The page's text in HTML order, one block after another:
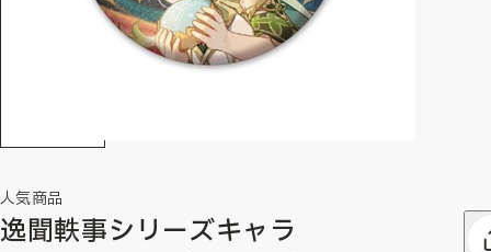
人気商品
逸聞軼事シリーズキャラ